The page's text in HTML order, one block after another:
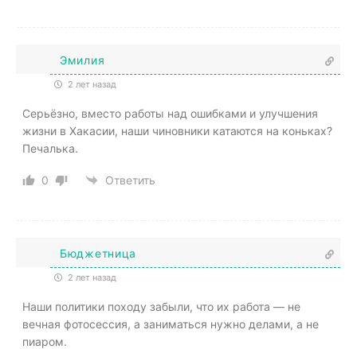
Эмилия
2 лет назад
Серьёзно, вместо работы над ошибками и улучшения
жизни в Хакасии, наши чиновники катаются на коньках?
Печалька.
0 Ответить
Бюджетница
2 лет назад
Наши политики походу забыли, что их работа — не
вечная фотосессия, а заниматься нужно делами, а не
пиаром.